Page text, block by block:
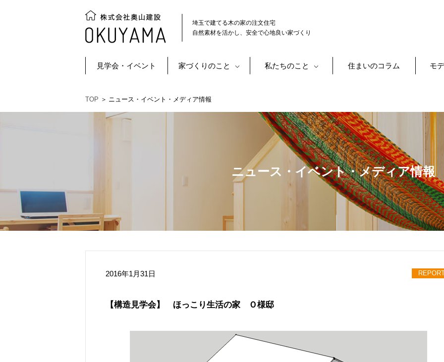
埼玉で建てる木の家の注文住宅
自然素材を活かし、安全で心地良い家づくり
見学会・イベント 家づくりのこと 私たちのこと 住まいのコラム モ
TOP ＞ ニュース・イベント・メディア情報
ニュース・イベント・メディア情報
2016年1月31日
【構造見学会】 ほっこり生活の家 Ｏ様邸